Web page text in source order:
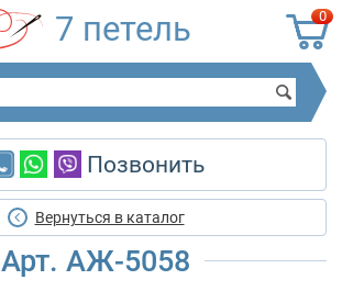
0
7 петель
Позвонить
Вернуться в каталог
Арт. АЖ-5058